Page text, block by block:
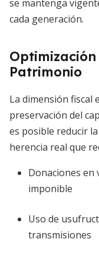
se mantenga
cada generación.
Patrimonio
La dimensión fiscal
preservación del
es posible reducir
herencia real que
Donaciones en
imponible
Uso de
transmisiones